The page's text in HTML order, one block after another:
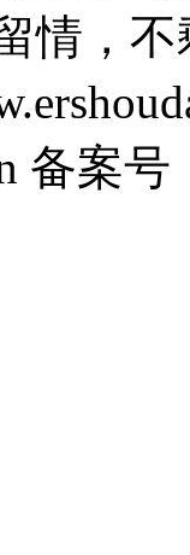
情，
备案